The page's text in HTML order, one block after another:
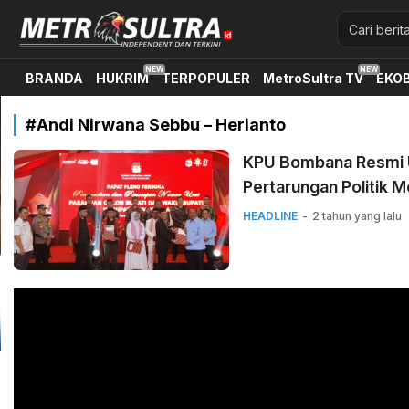
Metrosultra.id
Metrosultra merupakan media berbasisonline di sulawesi
BRANDA HUKRIM TERPOPULER MetroSultra TV
#Andi Nirwana Sebbu – Herianto
KPU Bombana
Pertarungan Politik
HEADLINE 2 tahun yang lalu